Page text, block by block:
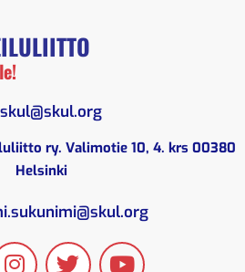
skul@skul.org
ry. Valimotie 10, 4. krs 00380
Helsinki